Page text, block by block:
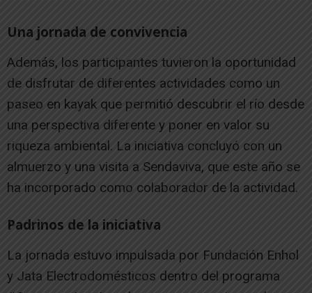
Una jornada de convivencia
Además, los participantes tuvieron la oportunidad
de disfrutar de diferentes actividades como un
paseo en kayak que permitió descubrir el río desde
una perspectiva diferente y poner en valor su
riqueza ambiental. La iniciativa concluyó con un
almuerzo y una visita a Sendaviva, que este año se
ha incorporado como colaborador de la actividad.
Padrinos de la iniciativa
La jornada estuvo impulsada por Fundación Enhol
y Jata Electrodomésticos dentro del programa